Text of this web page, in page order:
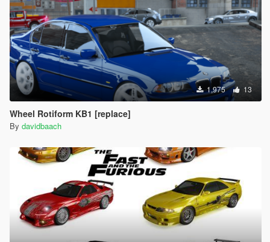
1,975 13
Wheel Rotiform KB1 [replace]
By davidbaach